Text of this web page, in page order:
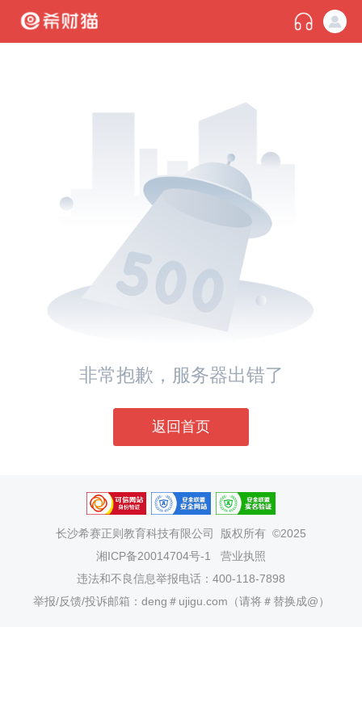
非常抱歉，服务器出错了
返回首页
长沙希赛正则教育科技有限公司
版权所有 ©2025
湘ICP备20014704号-1
营业执照
违法和不良信息举报电话：400-118-7898
举报/反馈/投诉邮箱：deng＃ujigu.com（请将＃替换成@）